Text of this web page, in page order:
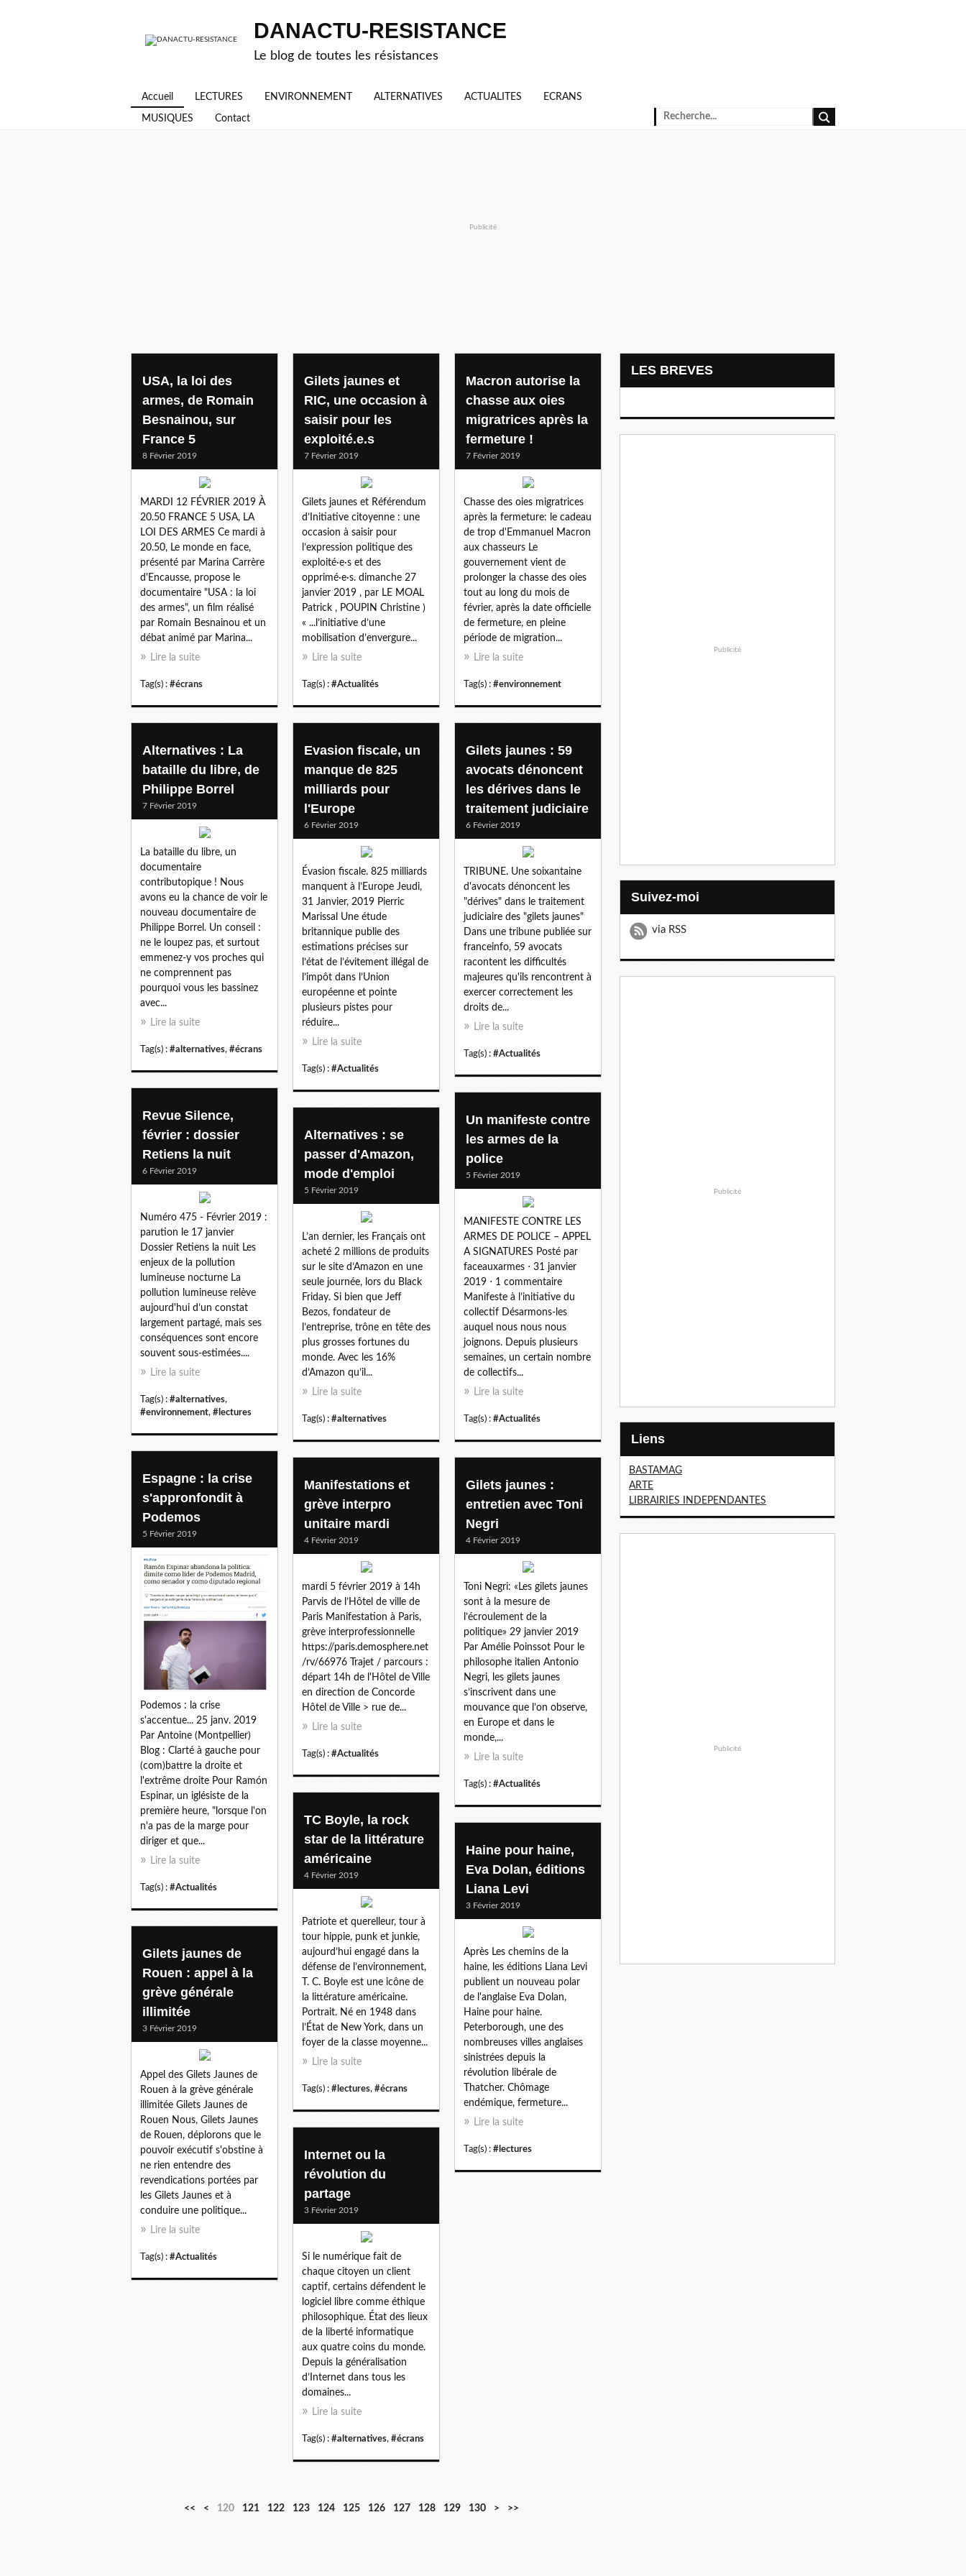
DANACTU-RESISTANCE
Le blog de toutes les résistances
Accueil LECTURES ENVIRONNEMENT ALTERNATIVES ACTUALITES ECRANS
MUSIQUES Contact
Publicité
USA, la loi des
armes, de Romain
Besnainou, sur
France 5
8 Février 2019
MARDI 12 FÉVRIER 2019 À
20.50 FRANCE 5 USA, LA
LOI DES ARMES Ce mardi à
20.50, Le monde en face,
présenté par Marina Carrère
d'Encausse, propose le
documentaire "USA : la loi
des armes", un film réalisé
par Romain Besnainou et un
débat animé par Marina...
Lire la suite
Tag(s) : #écrans
Gilets jaunes et
RIC, une occasion à
saisir pour les
exploité.e.s
7 Février 2019
Gilets jaunes et Référendum
d’Initiative citoyenne : une
occasion à saisir pour
l’expression politique des
exploité·e·s et des
opprimé·e·s. dimanche 27
janvier 2019 , par LE MOAL
Patrick , POUPIN Christine )
« ...l’initiative d’une
mobilisation d’envergure...
Lire la suite
Tag(s) : #Actualités
Macron autorise la
chasse aux oies
migratrices après la
fermeture !
7 Février 2019
Chasse des oies migratrices
après la fermeture: le cadeau
de trop d'Emmanuel Macron
aux chasseurs Le
gouvernement vient de
prolonger la chasse des oies
tout au long du mois de
février, après la date officielle
de fermeture, en pleine
période de migration...
Lire la suite
Tag(s) : #environnement
Alternatives : La
bataille du libre, de
Philippe Borrel
7 Février 2019
La bataille du libre, un
documentaire
contributopique ! Nous
avons eu la chance de voir le
nouveau documentaire de
Philippe Borrel. Un conseil :
ne le loupez pas, et surtout
emmenez-y vos proches qui
ne comprennent pas
pourquoi vous les bassinez
avec...
Lire la suite
Tag(s) : #alternatives, #écrans
Evasion fiscale, un
manque de 825
milliards pour
l'Europe
6 Février 2019
Évasion fiscale. 825 milliards
manquent à l’Europe Jeudi,
31 Janvier, 2019 Pierric
Marissal Une étude
britannique publie des
estimations précises sur
l’état de l’évitement illégal de
l’impôt dans l’Union
européenne et pointe
plusieurs pistes pour
réduire...
Lire la suite
Tag(s) : #Actualités
Gilets jaunes : 59
avocats dénoncent
les dérives dans le
traitement judiciaire
6 Février 2019
TRIBUNE. Une soixantaine
d'avocats dénoncent les
"dérives" dans le traitement
judiciaire des "gilets jaunes"
Dans une tribune publiée sur
franceinfo, 59 avocats
racontent les difficultés
majeures qu'ils rencontrent à
exercer correctement les
droits de...
Lire la suite
Tag(s) : #Actualités
Revue Silence,
février : dossier
Retiens la nuit
6 Février 2019
Numéro 475 - Février 2019 :
parution le 17 janvier
Dossier Retiens la nuit Les
enjeux de la pollution
lumineuse nocturne La
pollution lumineuse relève
aujourd'hui d’un constat
largement partagé, mais ses
conséquences sont encore
souvent sous-estimées....
Lire la suite
Tag(s) : #alternatives,
#environnement, #lectures
Un manifeste contre
les armes de la
police
5 Février 2019
MANIFESTE CONTRE LES
ARMES DE POLICE – APPEL
A SIGNATURES Posté par
faceauxarmes ⋅ 31 janvier
2019 ⋅ 1 commentaire
Manifeste à l’initiative du
collectif Désarmons-les
auquel nous nous nous
joignons. Depuis plusieurs
semaines, un certain nombre
de collectifs...
Lire la suite
Tag(s) : #Actualités
Alternatives : se
passer d'Amazon,
mode d'emploi
5 Février 2019
L’an dernier, les Français ont
acheté 2 millions de produits
sur le site d’Amazon en une
seule journée, lors du Black
Friday. Si bien que Jeff
Bezos, fondateur de
l’entreprise, trône en tête des
plus grosses fortunes du
monde. Avec les 16%
d’Amazon qu’il...
Lire la suite
Tag(s) : #alternatives
Espagne : la crise
s'appronfondit à
Podemos
5 Février 2019
Podemos : la crise
s'accentue... 25 janv. 2019
Par Antoine (Montpellier)
Blog : Clarté à gauche pour
(com)battre la droite et
l'extrême droite Pour Ramón
Espinar, un iglésiste de la
première heure, "lorsque l'on
n'a pas de la marge pour
diriger et que...
Lire la suite
Tag(s) : #Actualités
Manifestations et
grève interpro
unitaire mardi
4 Février 2019
mardi 5 février 2019 à 14h
Parvis de l’Hôtel de ville de
Paris Manifestation à Paris,
grève interprofessionnelle
https://paris.demosphere.net
/rv/66976 Trajet / parcours :
départ 14h de l'Hôtel de Ville
en direction de Concorde
Hôtel de Ville > rue de...
Lire la suite
Tag(s) : #Actualités
Gilets jaunes :
entretien avec Toni
Negri
4 Février 2019
Toni Negri: «Les gilets jaunes
sont à la mesure de
l’écroulement de la
politique» 29 janvier 2019
Par Amélie Poinssot Pour le
philosophe italien Antonio
Negri, les gilets jaunes
s’inscrivent dans une
mouvance que l’on observe,
en Europe et dans le
monde,...
Lire la suite
Tag(s) : #Actualités
TC Boyle, la rock
star de la littérature
américaine
4 Février 2019
Patriote et querelleur, tour à
tour hippie, punk et junkie,
aujourd’hui engagé dans la
défense de l’environnement,
T. C. Boyle est une icône de
la littérature américaine.
Portrait. Né en 1948 dans
l’État de New York, dans un
foyer de la classe moyenne...
Lire la suite
Tag(s) : #lectures, #écrans
Haine pour haine,
Eva Dolan, éditions
Liana Levi
3 Février 2019
Après Les chemins de la
haine, les éditions Liana Levi
publient un nouveau polar
de l'anglaise Eva Dolan,
Haine pour haine.
Peterborough, une des
nombreuses villes anglaises
sinistrées depuis la
révolution libérale de
Thatcher. Chômage
endémique, fermeture...
Lire la suite
Tag(s) : #lectures
Gilets jaunes de
Rouen : appel à la
grève générale
illimitée
3 Février 2019
Appel des Gilets Jaunes de
Rouen à la grève générale
illimitée Gilets Jaunes de
Rouen Nous, Gilets Jaunes
de Rouen, déplorons que le
pouvoir exécutif s'obstine à
ne rien entendre des
revendications portées par
les Gilets Jaunes et à
conduire une politique...
Lire la suite
Tag(s) : #Actualités
Internet ou la
révolution du
partage
3 Février 2019
Si le numérique fait de
chaque citoyen un client
captif, certains défendent le
logiciel libre comme éthique
philosophique. État des lieux
de la liberté informatique
aux quatre coins du monde.
Depuis la généralisation
d’Internet dans tous les
domaines...
Lire la suite
Tag(s) : #alternatives, #écrans
<< <
1
1
120 121 122 123 124 125 126 127 128 129 130
1
1
1
1
1
1
2
3
4
5
6
7
8
9
1
1
1
> >>
LES BREVES
Publicité
Suivez-moi
via RSS
Publicité
Liens
BASTAMAG
ARTE
LIBRAIRIES INDEPENDANTES
Publicité